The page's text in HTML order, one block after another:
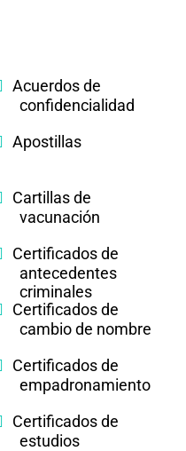
Acuerdos de
confidencialidad
Apostillas
Cartillas de
vacunación
Certificados de
antecedentes
criminales
Certificados de
cambio de nombre
Certificados de
empadronamiento
Certificados de
estudios